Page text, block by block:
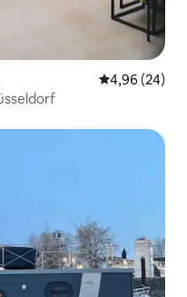
4,96 de uma
4,96 (24)